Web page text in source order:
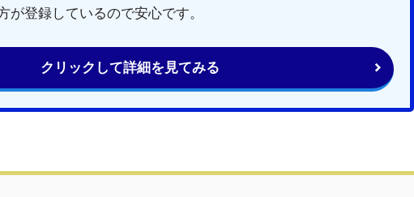
が登録しているので安心です。
クリックして詳細を見てみる